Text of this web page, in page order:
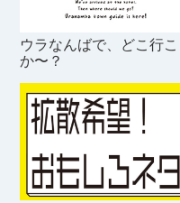
ウラなんばで、どこ行こ
か〜？